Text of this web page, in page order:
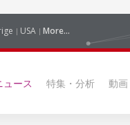
USA More...
ュース 特集・分析 動画